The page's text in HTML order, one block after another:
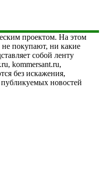
проектом. На этом
не покупают, ни какие
собой ленту
kommersant.ru,
без искажения,
публикуемых новостей